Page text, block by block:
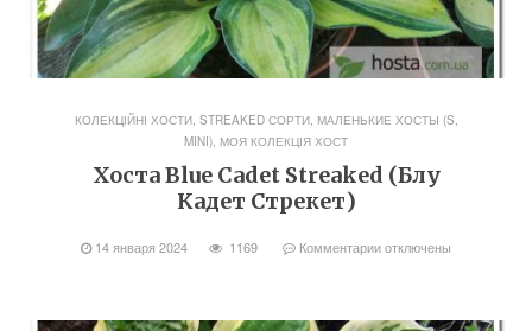
КОЛЕКЦІЙНІ ХОСТИ, STREAKED СОРТИ, МАЛЕНЬКИЕ ХОСТЫ (S,
MINI), МОЯ КОЛЕКЦІЯ ХОСТ
Хоста Blue Cadet Streaked (Блу
Кадет Стрекет)
14 января 2024 1169 Комментарииотключены